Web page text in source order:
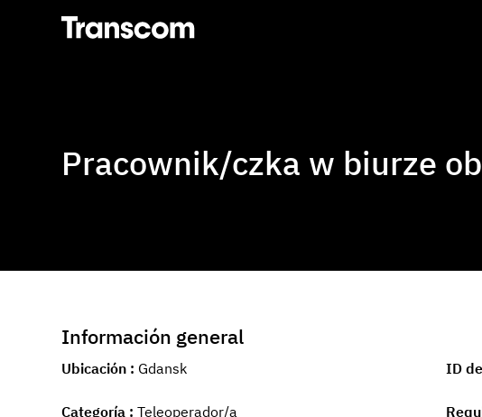
Transcom
Pracownik/czka w biurze
Información general
Ubicación Gdansk ID
Categoría Teleoperador/a